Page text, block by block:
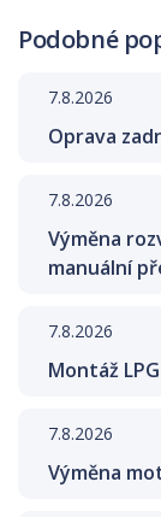
Podobné
7.8.2026
Oprava
7.8.2026
Výměna
manuální
7.8.2026
Montáž
7.8.2026
Výměna